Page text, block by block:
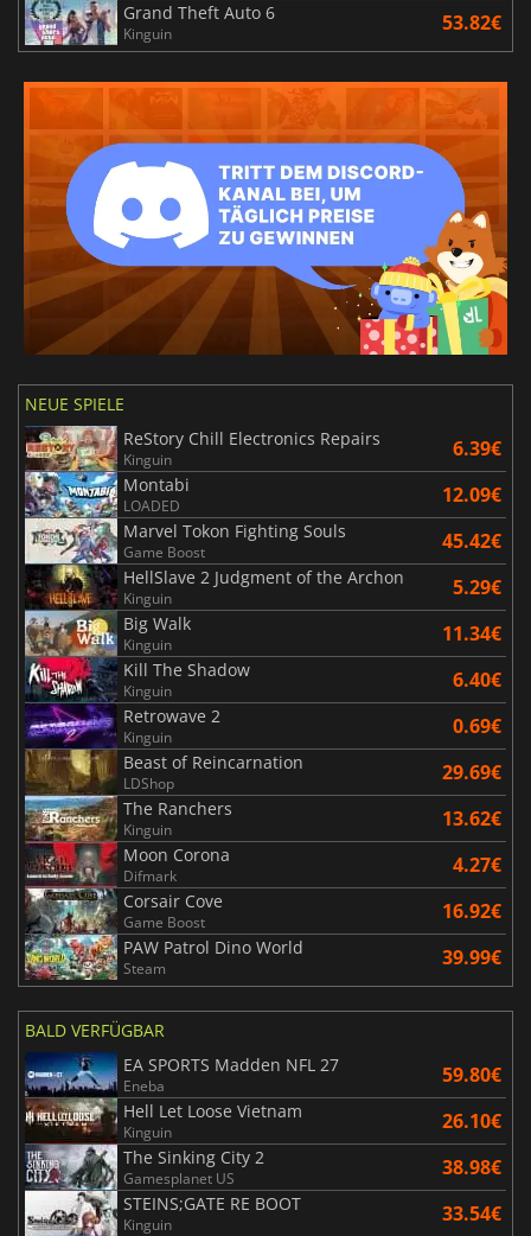
Grand Theft Auto 6
Kinguin 53.82€
NEUE SPIELE
ReStory Chill Electronics Repairs
Kinguin 6.39€
Montabi
LOADED 12.09€
Marvel Tokon Fighting Souls
Game Boost 45.42€
HellSlave 2 Judgment of the Archon
Kinguin 5.29€
Big Walk
Kinguin 11.34€
Kill The Shadow
Kinguin 6.40€
Retrowave 2
Kinguin 0.69€
Beast of Reincarnation
LDShop 29.69€
The Ranchers
Kinguin 13.62€
Moon Corona
Difmark 4.27€
Corsair Cove
Game Boost 16.92€
PAW Patrol Dino World
Steam 39.99€
BALD VERFÜGBAR
EA SPORTS Madden NFL 27
Eneba 59.80€
Hell Let Loose Vietnam
Kinguin 26.10€
The Sinking City 2
Gamesplanet US 38.98€
STEINS;GATE RE BOOT
Kinguin 33.54€